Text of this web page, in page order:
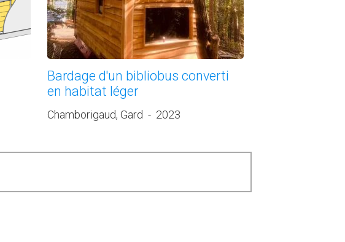
Bardage d'un bibliobus converti
en habitat léger
Chamborigaud, Gard - 2023